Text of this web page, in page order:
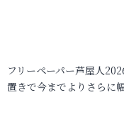
フリーペーパー芦屋人
置きで今までよりさらに